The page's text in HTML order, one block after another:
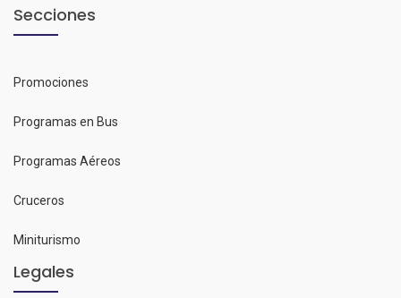
Secciones
Promociones
Programas en Bus
Programas Aéreos
Cruceros
Miniturismo
Legales